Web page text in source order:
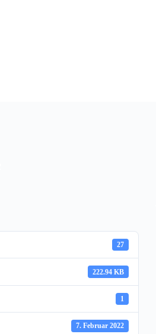
27
222.94 KB
1
7. Februar 2022